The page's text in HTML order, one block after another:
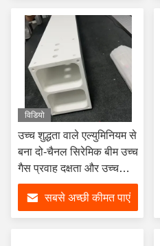
विडियो
उच्च शुद्धता वाले एल्युमिनियम से
बना दो-चैनल सिरेमिक बीम उच्च
गैस प्रवाह दक्षता और उच्च
यांत्रिक शक्ति के लिए
सबसे अच्छी कीमत पाएं